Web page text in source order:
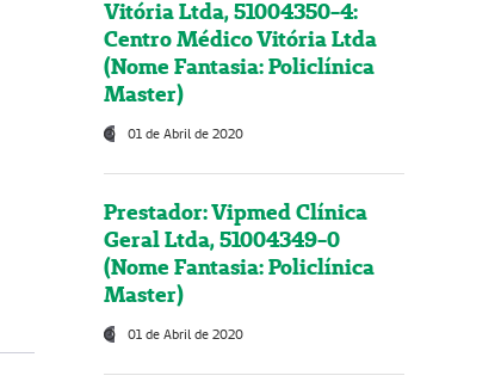
Vitória Ltda, 51004350-4:
Centro Médico Vitória Ltda
(Nome Fantasia: Policlínica
Master)
01 de Abril de 2020
Prestador: Vipmed Clínica
Geral Ltda, 51004349-0
(Nome Fantasia: Policlínica
Master)
01 de Abril de 2020